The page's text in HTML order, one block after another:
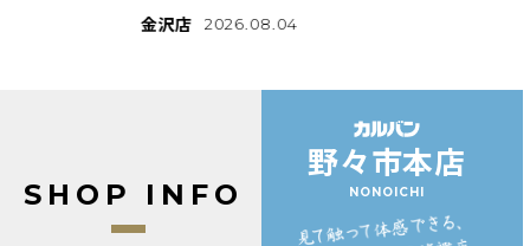
2026.08.04
S H O P I N F O
野々市本店
NONOICHI